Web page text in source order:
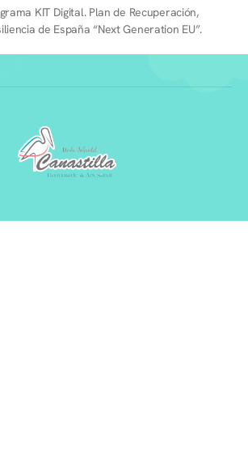
KIT Digital. Plan de Recuperación,
de España “Next Generation EU”.